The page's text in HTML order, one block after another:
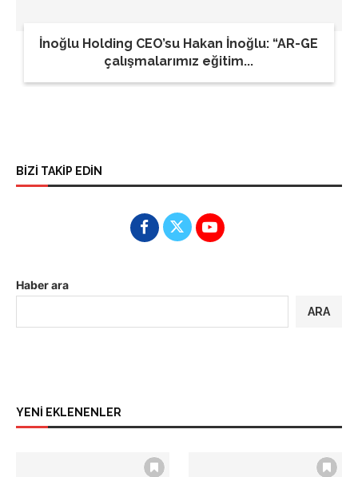
İnoğlu Holding CEO’su Hakan İnoğlu: “AR-GE
çalışmalarımız eğitim...
BİZİ TAKİP EDİN
Haber ara
ARA
YENİ EKLENENLER